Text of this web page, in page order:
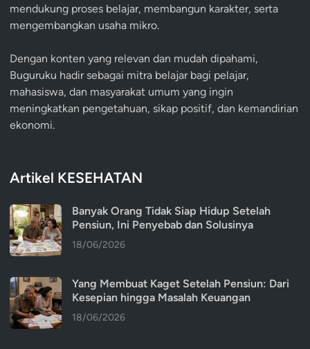
mendukung proses belajar, membangun karakter, serta
mengembangkan usaha mikro.
Dengan konten yang relevan dan mudah dipahami,
Buguruku hadir sebagai mitra belajar bagi pelajar,
mahasiswa, dan masyarakat umum yang ingin
meningkatkan pengetahuan, sikap positif, dan kemandirian
ekonomi.
Artikel KESEHATAN
Banyak Orang Tidak Siap Hidup Setelah
Pensiun, Ini Penyebab dan Solusinya
18/06/2026
Yang Membuat Kaget Setelah Pensiun: Dari
Kesepian hingga Masalah Keuangan
18/06/2026